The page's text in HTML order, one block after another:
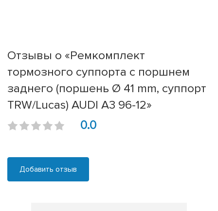
Отзывы о «Ремкомплект
тормозного суппорта с поршнем
заднего (поршень Ø 41 mm, суппорт
TRW/Lucas) AUDI A3 96-12»
0.0
Добавить отзыв